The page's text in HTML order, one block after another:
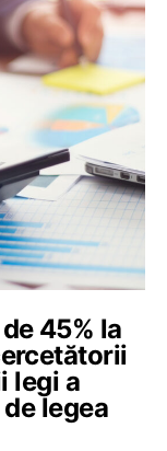
45% la
legi a
legea